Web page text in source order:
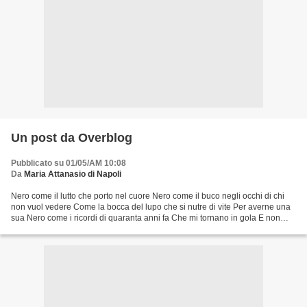
Un post da Overblog
Pubblicato su 01/05/AM 10:08
Da Maria Attanasio di Napoli
Nero come il lutto che porto nel cuore Nero come il buco negli occhi di chi
non vuol vedere Come la bocca del lupo che si nutre di vite Per averne una
sua Nero come i ricordi di quaranta anni fa Che mi tornano in gola E non